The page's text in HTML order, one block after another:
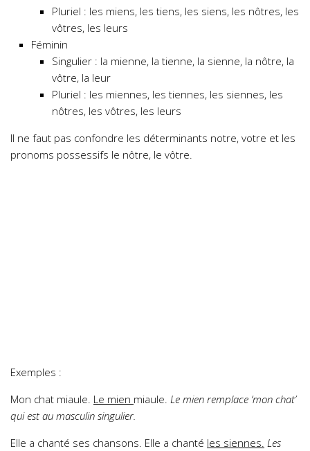
Pluriel : les miens, les tiens, les siens, les nôtres, les
vôtres, les leurs
Féminin
Singulier : la mienne, la tienne, la sienne, la nôtre, la
vôtre, la leur
Pluriel : les miennes, les tiennes, les siennes, les
nôtres, les vôtres, les leurs
Il ne faut pas confondre les déterminants notre, votre et les
pronoms possessifs le nôtre, le vôtre.
Exemples :
Mon chat miaule. Le mien miaule. Le mien remplace ‘mon chat’
qui est au masculin singulier.
Elle a chanté ses chansons. Elle a chanté les siennes. Les